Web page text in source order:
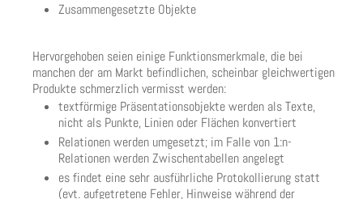
Zusammengesetzte Objekte
Hervorgehoben seien einige Funktionsmerkmale, die bei
manchen der am Markt befindlichen, scheinbar gleichwertigen
Produkte schmerzlich vermisst werden:
textförmige Präsentationsobjekte werden als Texte,
nicht als Punkte, Linien oder Flächen konvertiert
Relationen werden umgesetzt; im Falle von 1:n-
Relationen werden Zwischentabellen angelegt
es findet eine sehr ausführliche Protokollierung statt
(evt. aufgetretene Fehler, Hinweise während der